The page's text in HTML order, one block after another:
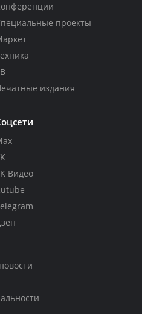
проекты
издания
Видео